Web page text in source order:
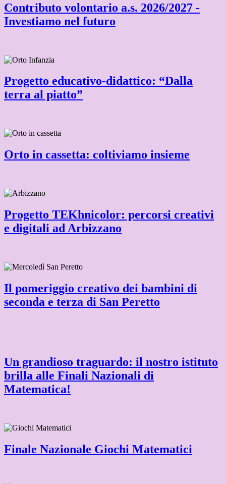
Contributo volontario a.s. 2026/2027 -
Investiamo nel futuro
Progetto educativo-didattico: “Dalla
terra al piatto”
Orto in cassetta: coltiviamo insieme
Progetto TEKhnicolor: percorsi creativi
e digitali ad Arbizzano
Il pomeriggio creativo dei bambini di
seconda e terza di San Peretto
Un grandioso traguardo: il nostro istituto
brilla alle Finali Nazionali di
Matematica!
Finale Nazionale Giochi Matematici